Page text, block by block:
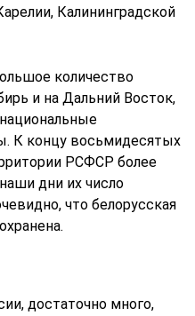
Калининградской
количество
и на Дальний Восток,
К концу восьмидесятых
РСФСР более
дни их число
что белорусская
достаточно много,